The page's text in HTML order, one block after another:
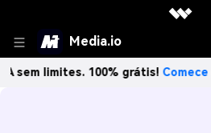
Media.io
100% grátis!Comece grátis→